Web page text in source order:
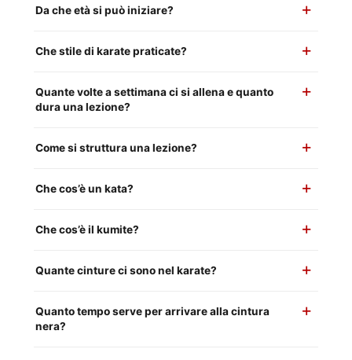
Da che età si può iniziare?
Che stile di karate praticate?
Quante volte a settimana ci si allena e quanto
dura una lezione?
Come si struttura una lezione?
Che cos’è un kata?
Che cos’è il kumite?
Quante cinture ci sono nel karate?
Quanto tempo serve per arrivare alla cintura
nera?